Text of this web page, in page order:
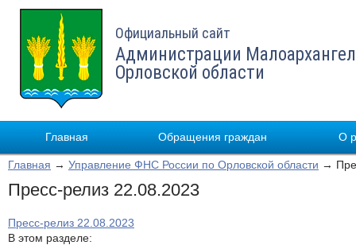
Официальный сайт
Администрации
Орловской области
Главная Обращения граждан О
Главная → Управление ФНС России по Орловской области →
Пресс-релиз 22.08.2023
Пресс-релиз 22.08.2023
В этом разделе: